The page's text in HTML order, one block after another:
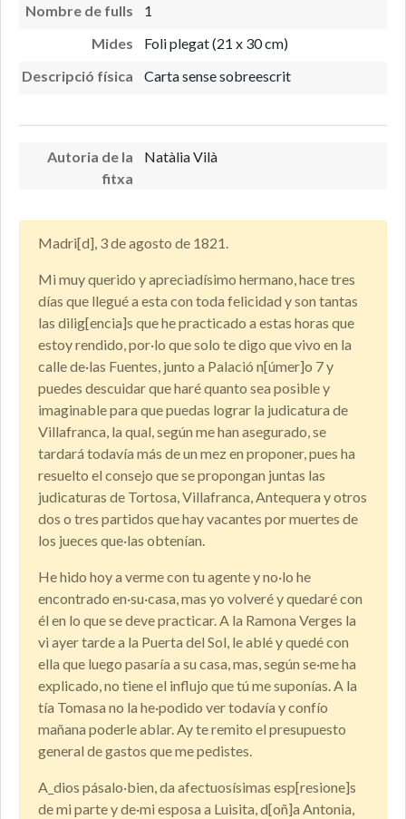
Nombre de fulls
1
Mides
Foli plegat (21 x 30 cm)
Descripció física
Carta sense sobreescrit
Autoria de la
fitxa
Natàlia Vilà
Madri[d], 3 de agosto de 1821.
Mi muy querido y apreciadísimo hermano, hace tres
días que llegué a esta con toda felicidad y son tantas
las dilig[encia]s que he practicado a estas horas que
estoy rendido, por·lo que solo te digo que vivo en la
calle de·las Fuentes, junto a Palació n[úmer]o 7 y
puedes descuidar que haré quanto sea posible y
imaginable para que puedas lograr la judicatura de
Villafranca, la qual, según me han asegurado, se
tardará todavía más de un mez en proponer, pues ha
resuelto el consejo que se propongan juntas las
judicaturas de Tortosa, Villafranca, Antequera y otros
dos o tres partidos que hay vacantes por muertes de
los jueces que·las obtenían.
He hido hoy a verme con tu agente y no·lo he
encontrado en·su·casa, mas yo volveré y quedaré con
él en lo que se deve practicar. A la Ramona Verges la
vi ayer tarde a la Puerta del Sol, le ablé y quedé con
ella que luego pasaría a su casa, mas, según se·me ha
explicado, no tiene el influjo que tú me suponías. A la
tía Tomasa no la he·podido ver todavía y confío
mañana poderle ablar. Ay te remito el presupuesto
general de gastos que me pedistes.
A_dios pásalo·bien, da afectuosísimas esp[resione]s
de mi parte y de·mi esposa a Luisita, d[oñ]a Antonia,